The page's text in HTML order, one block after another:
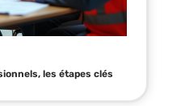
les étapes clés